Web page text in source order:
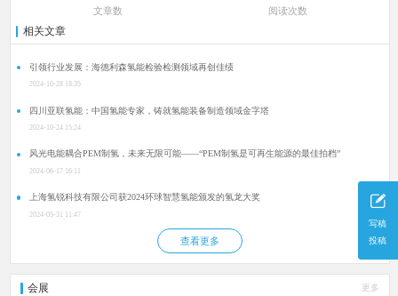
写稿
投稿
文章数 阅读次数
相关文章
引领行业发展：海德利森氢能检验检测领域再创佳绩
2024-10-28 18:35
四川亚联氢能：中国氢能专家，铸就氢能装备制造领域金字塔
2024-10-24 15:24
风光电能耦合PEM制氢，未来无限可能——“PEM制氢是可再生能源的最佳拍档”
2024-06-17 16:11
上海氢锐科技有限公司获2024环球智慧氢能颁发的氢龙大奖
2024-05-31 11:47
查看更多
会展 更多